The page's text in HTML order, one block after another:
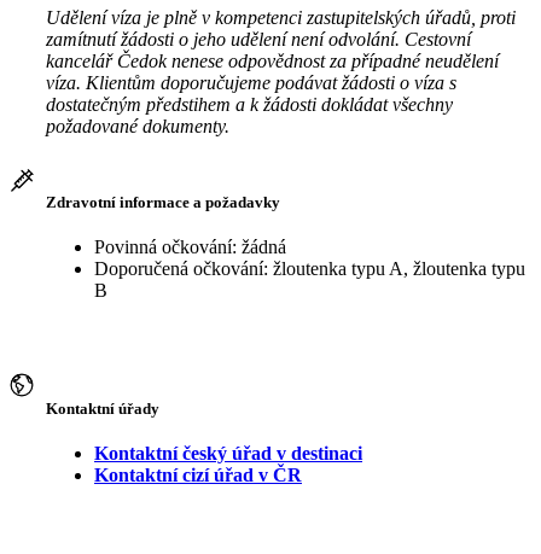
Udělení víza je plně v kompetenci zastupitelských úřadů, proti
zamítnutí žádosti o jeho udělení není odvolání. Cestovní
kancelář Čedok nenese odpovědnost za případné neudělení
víza. Klientům doporučujeme podávat žádosti o víza s
dostatečným předstihem a k žádosti dokládat všechny
požadované dokumenty.
Zdravotní informace a požadavky
Povinná očkování: žádná
Doporučená očkování: žloutenka typu A, žloutenka typu
B
Kontaktní úřady
Kontaktní český úřad v destinaci
Kontaktní cizí úřad v ČR